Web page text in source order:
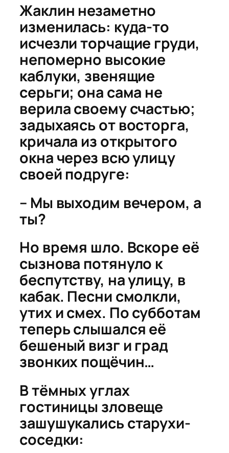
Жаклин незаметно
изменилась: куда-то
исчезли торчащие груди,
непомерно высокие
каблуки, звенящие
серьги; она сама не
верила своему счастью;
задыхаясь от восторга,
кричала из открытого
окна через всю улицу
своей подруге:
– Мы выходим вечером, а
ты?
Но время шло. Вскоре её
сызнова потянуло к
беспутству, на улицу, в
кабак. Песни смолкли,
утих и смех. По субботам
теперь слышался её
бешеный визг и град
звонких пощёчин…
В тёмных углах
гостиницы зловеще
зашушукались старухи-
соседки: